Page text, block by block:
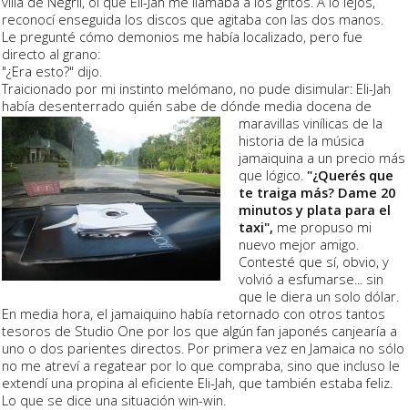
reconocí enseguida los discos que agitaba con las dos manos.
Le pregunté cómo demonios me había localizado, pero fue
directo al grano:
"¿Era esto?" ­dijo.
Traicionado por mi instinto melómano, no pude disimular: Eli-Jah
había desenterrado quién sabe de dónde media docena de
maravillas vinílicas de la
historia de la música
jamaiquina a un precio más
que lógico. "¿Querés que
te traiga más? Dame 20
minutos y plata para el
taxi", me propuso mi
nuevo mejor amigo.
Contesté que sí, obvio, y
volvió a esfumarse... sin
que le diera un solo dólar.
En media hora, el jamaiquino había retornado con otros tantos
tesoros de Studio One por los que algún fan japonés canjearía a
uno o dos parientes directos. Por primera vez en Jamaica no sólo
no me atreví a regatear por lo que compraba, sino que incluso le
extendí una propina al eficiente Eli-Jah, que también estaba feliz.
Lo que se dice una situación win-win.